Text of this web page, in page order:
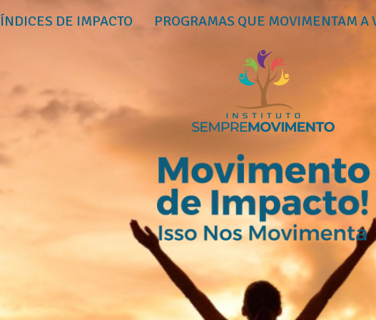
ÍNDICES DE IMPACTO PROGRAMAS QUE MOVIMENTAM A